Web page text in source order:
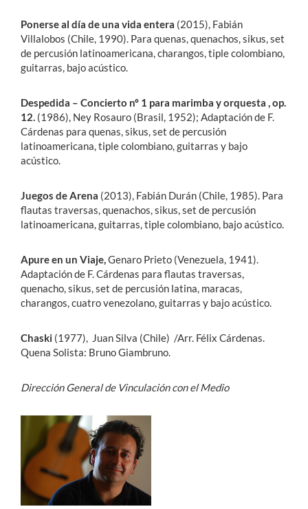
Ponerse al día de una vida entera (2015), Fabián
Villalobos (Chile, 1990). Para quenas, quenachos, sikus, set
de percusión latinoamericana, charangos, tiple colombiano,
guitarras, bajo acústico.
Despedida – Concierto nº 1 para marimba y orquesta , op.
12. (1986), Ney Rosauro (Brasil, 1952); Adaptación de F.
Cárdenas para quenas, sikus, set de percusión
latinoamericana, tiple colombiano, guitarras y bajo
acústico.
Juegos de Arena (2013), Fabián Durán (Chile, 1985). Para
flautas traversas, quenachos, sikus, set de percusión
latinoamericana, guitarras, tiple colombiano, bajo acústico.
Apure en un Viaje,Genaro Prieto (Venezuela, 1941).
Adaptación de F. Cárdenas para flautas traversas,
quenacho, sikus, set de percusión latina, maracas,
charangos, cuatro venezolano, guitarras y bajo acústico.
Chaski (1977), Juan Silva (Chile) /Arr. Félix Cárdenas.
Quena Solista: Bruno Giambruno.
Dirección General de Vinculación con el Medio